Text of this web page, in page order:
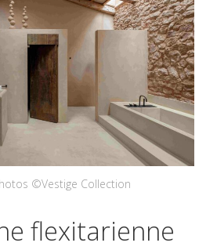
©Vestige Collection
flexitarienne